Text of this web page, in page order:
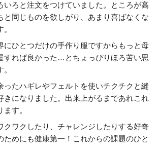
いろと注文をつけていました。ところが高
と同じものを欲しがり、あまり喜ばなくな
にひとつだけの手作り服ですからもっと母
すれば良かった…とちょっぴりほろ苦い思
ったハギレやフェルトを使いチクチクと縫
きになりました。出来上がるまであれこれ
す。
クワクしたり、チャレンジしたりする好奇
ためにも健康第一！これからの課題のひと